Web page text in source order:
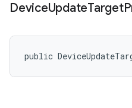
DeviceUpdateTarget
public